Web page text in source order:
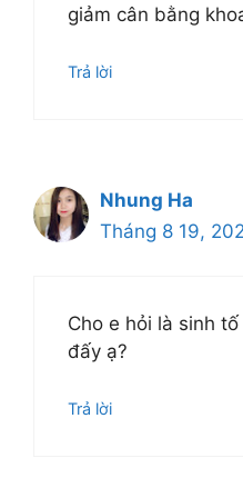
giảm cân bằng
Trả lời
Nhung Ha
Tháng 8 19,
Cho e hỏi là sinh
đấy ạ?
Trả lời